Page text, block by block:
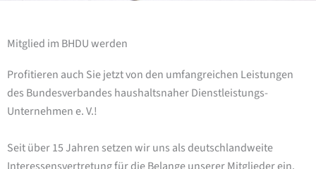
Mitglied im BHDU werden
Profitieren auch Sie jetzt von den umfangreichen Leistungen
des Bundesverbandes haushaltsnaher Dienstleistungs-
Unternehmen e. V.!
Seit über 15 Jahren setzen wir uns als deutschlandweite